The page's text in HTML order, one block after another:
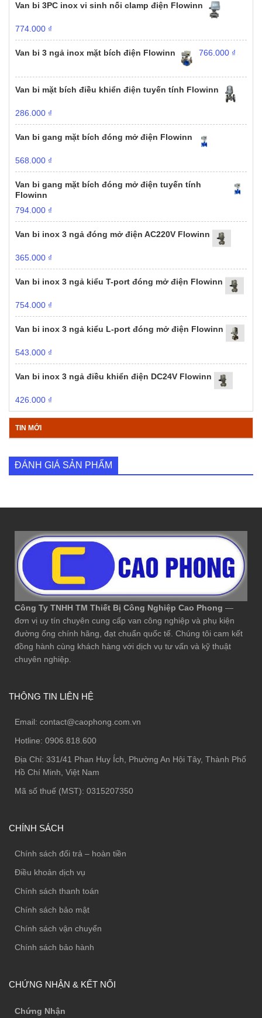
Van bi 3PC inox vi sinh nối clamp điện Flowinn
774.000 ₫
Van bi 3 ngả inox mặt bích điện Flowinn 766.000 ₫
Van bi mặt bích điều khiển điện tuyến tính Flowinn
286.000 ₫
Van bi gang mặt bích đóng mở điện Flowinn
568.000 ₫
Van bi gang mặt bích đóng mở điện tuyến tính
Flowinn
794.000 ₫
Van bi inox 3 ngả đóng mở điện AC220V Flowinn
365.000 ₫
Van bi inox 3 ngả kiểu T-port đóng mở điện Flowinn
754.000 ₫
Van bi inox 3 ngả kiểu L-port đóng mở điện Flowinn
543.000 ₫
Van bi inox 3 ngả điều khiển điện DC24V Flowinn
426.000 ₫
TIN MỚI
ĐÁNH GIÁ SẢN PHẨM
Công Ty TNHH TM Thiết Bị Công Nghiệp Cao Phong —
đơn vị uy tín chuyên cung cấp van công nghiệp và phụ kiện
đường ống chính hãng, đạt chuẩn quốc tế. Chúng tôi cam kết
đồng hành cùng khách hàng với dịch vụ tư vấn và kỹ thuật
chuyên nghiệp.
THÔNG TIN LIÊN HỆ
Email: contact@caophong.com.vn
Hotline: 0906.818.600
Địa Chỉ: 331/41 Phan Huy Ích, Phường An Hội Tây, Thành Phố
Hồ Chí Minh, Việt Nam
Mã số thuế (MST): 0315207350
CHÍNH SÁCH
Chính sách đổi trả – hoàn tiền
Điều khoản dịch vụ
Chính sách thanh toán
Chính sách bảo mật
Chính sách vận chuyển
Chính sách bảo hành
CHỨNG NHẬN & KẾT NỐI
Chứng Nhận